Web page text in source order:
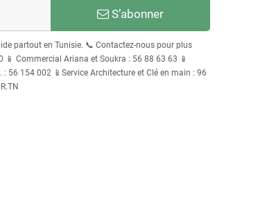
S’abonner
partout en Tunisie. 📞 Contactez-nous pour plus
Commercial Ariana et Soukra : 56 88 63 63 📱
: 56 154 002 📱Service Architecture et Clé en main : 96